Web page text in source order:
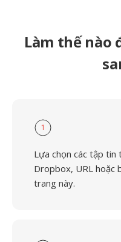
Làm thế nào
1
Lựa chọn các tập
Dropbox, URL hoặc
trang này.